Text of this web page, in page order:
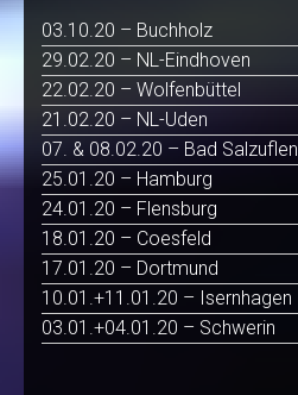
03.10.20 – Buchholz
29.02.20 – NL-Eindhoven
22.02.20 – Wolfenbüttel
21.02.20 – NL-Uden
07. & 08.02.20 – Bad Salzuflen
25.01.20 – Hamburg
24.01.20 – Flensburg
18.01.20 – Coesfeld
17.01.20 – Dortmund
10.01.+11.01.20 – Isernhagen
03.01.+04.01.20 – Schwerin